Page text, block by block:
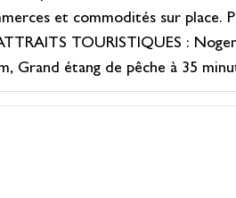
et commodités sur place.
TOURISTIQUES :
Grand étang de pêche à 35